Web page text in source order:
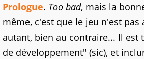
Prologue. Too bad, mais la
même, c'est que le jeu n'est
autant, bien au contraire... Il est
de développement" (sic), et